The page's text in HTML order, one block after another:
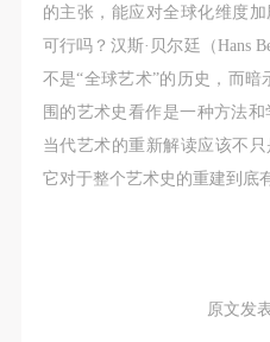
的主张，能应对全球化维度
可行吗？汉斯·贝尔廷（Hans
不是“全球艺术”的历史，而
围的艺术史看作是一种方法
当代艺术的重新解读应该不
它对于整个艺术史的重建到底
原文发